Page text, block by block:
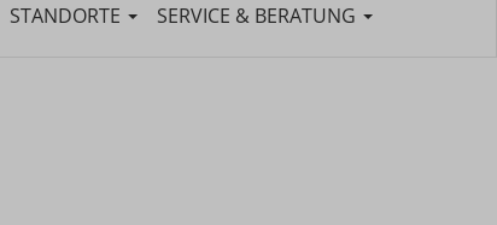
STANDORTE SERVICE & BERATUNG